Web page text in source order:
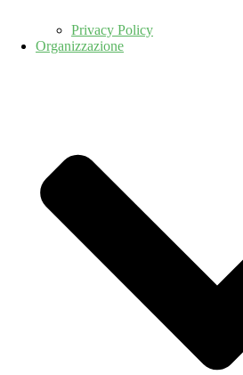
Privacy Policy
Organizzazione